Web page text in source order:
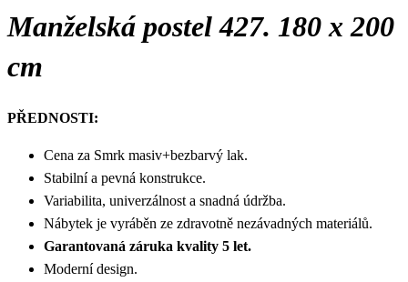
Manželská postel 427. 180 x 200
cm
PŘEDNOSTI:
Cena za Smrk masiv+bezbarvý lak.
Stabilní a pevná konstrukce.
Variabilita, univerzálnost a snadná údržba.
Nábytek je vyráběn ze zdravotně nezávadných materiálů.
Garantovaná záruka kvality 5 let.
Moderní design.